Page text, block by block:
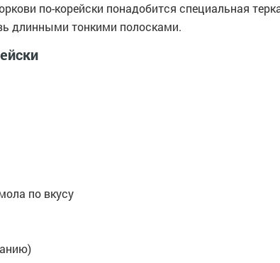
по-корейски понадобится специальная
длинными тонкими полосками.
по вкусу